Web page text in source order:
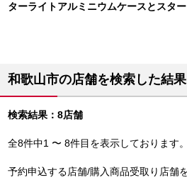
ターライトアルミニウムケースとスタ
和歌山市の店舗を検索した結
検索結果：8店舗
全8件中1 〜 8件目を表示しております
予約申込する店舗/購入商品受取り店舗